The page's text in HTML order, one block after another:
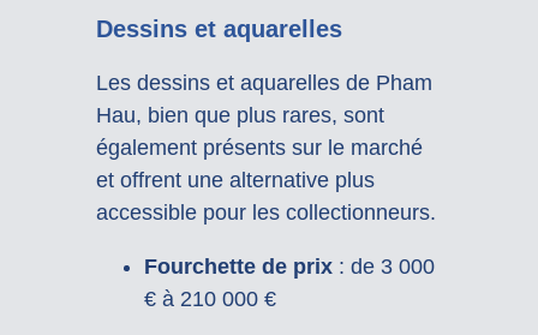
Dessins et aquarelles
Les dessins et aquarelles de Pham
Hau, bien que plus rares, sont
également présents sur le marché
et offrent une alternative plus
accessible pour les collectionneurs.
Fourchette de prix: de 3 000
€ à 210 000 €